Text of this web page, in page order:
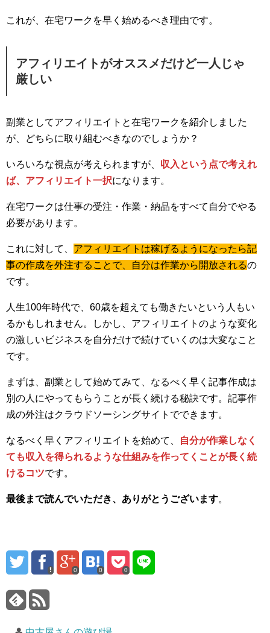
これが、在宅ワークを早く始めるべき理由です。
アフィリエイトがオススメだけど一人じゃ
厳しい
副業としてアフィリエイトと在宅ワークを紹介しました
が、どちらに取り組むべきなのでしょうか？
いろいろな視点が考えられますが、 収入という点で考えれ
ば、アフィリエイト一択になります。
在宅ワークは仕事の受注・作業・納品をすべて自分でやる
必要があります。
これに対して、 アフィリエイトは稼げるようになったら記
事の作成を外注することで、自分は作業から開放されるの
です。
人生100年時代で、60歳を超えても働きたいという人もい
るかもしれません。しかし、アフィリエイトのような変化
の激しいビジネスを自分だけで続けていくのは大変なこと
です。
まずは、副業として始めてみて、なるべく早く記事作成は
別の人にやってもらうことが長く続ける秘訣です。記事作
成の外注はクラウドソーシングサイトでできます。
なるべく早くアフィリエイトを始めて、
自分が作業しなく
ても収入を得られるような仕組みを作ってくことが長く続
けるコツです。
最後まで読んでいただき、ありがとうございます。
0 0 0